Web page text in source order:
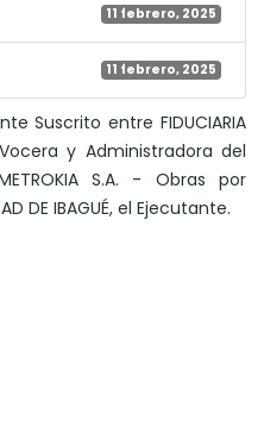
11 febrero, 2025
11 febrero, 2025
Suscrito entre FIDUCIARIA
y Administradora del
S.A. - Obras por
DE IBAGUÉ, el Ejecutante.